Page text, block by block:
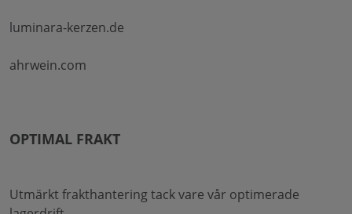
luminara-kerzen.de
ahrwein.com
OPTIMAL FRAKT
Utmärkt frakthantering tack vare vår optimerade